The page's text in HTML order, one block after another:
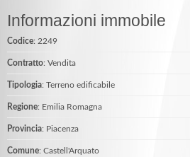
Informazioni immobile
Codice: 2249
Contratto: Vendita
Tipologia: Terreno edificabile
Regione: Emilia Romagna
Provincia: Piacenza
Comune: Castell'Arquato